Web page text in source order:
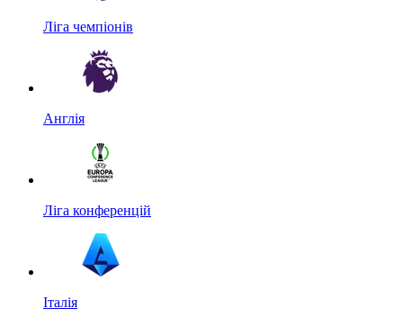
Ліга чемпіонів
Англія
Ліга конференцій
Італія